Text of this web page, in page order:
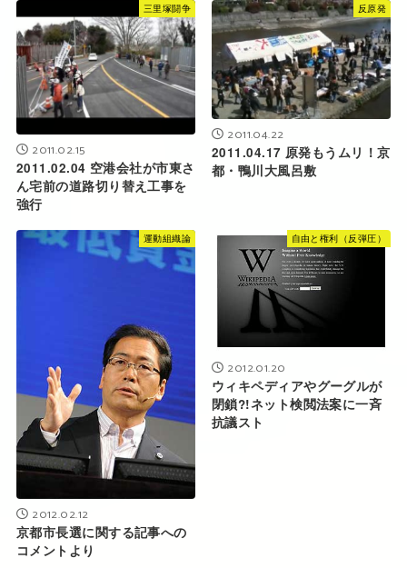
三里塚闘争
2011.02.15
2011.02.04 空港会社が市東さ
ん宅前の道路切り替え工事を
強行
反原発
2011.04.22
2011.04.17 原発もうムリ！京
都・鴨川大風呂敷
運動組織論
2012.02.12
京都市長選に関する記事への
コメントより
自由と権利（反弾圧）
2012.01.20
ウィキペディアやグーグルが
閉鎖?!ネット検閲法案に一斉
抗議スト